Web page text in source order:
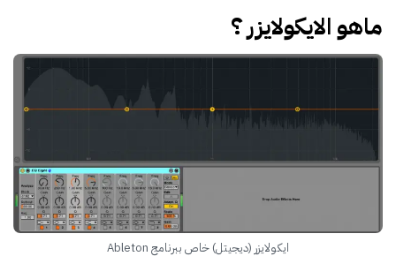
ماهو الايكولايزر ؟
ايكولايزر (ديجيتل) خاص ببرنامج Ableton